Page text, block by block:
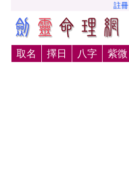
註冊
取名 擇日 八字 紫微